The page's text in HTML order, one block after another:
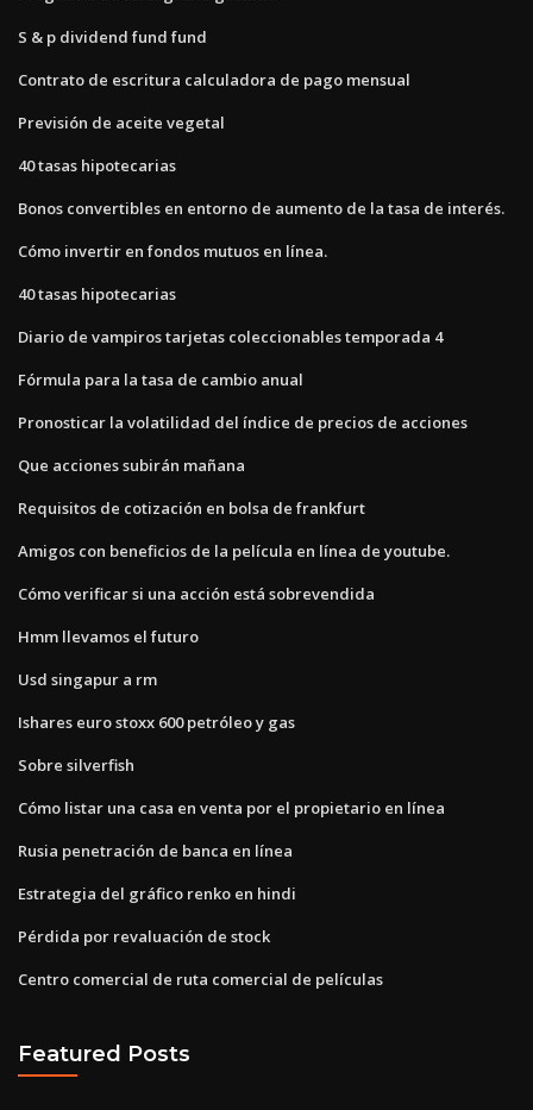
S & p dividend fund fund
Contrato de escritura calculadora de pago mensual
Previsión de aceite vegetal
40 tasas hipotecarias
Bonos convertibles en entorno de aumento de la tasa de interés.
Cómo invertir en fondos mutuos en línea.
40 tasas hipotecarias
Diario de vampiros tarjetas coleccionables temporada 4
Fórmula para la tasa de cambio anual
Pronosticar la volatilidad del índice de precios de acciones
Que acciones subirán mañana
Requisitos de cotización en bolsa de frankfurt
Amigos con beneficios de la película en línea de youtube.
Cómo verificar si una acción está sobrevendida
Hmm llevamos el futuro
Usd singapur a rm
Ishares euro stoxx 600 petróleo y gas
Sobre silverfish
Cómo listar una casa en venta por el propietario en línea
Rusia penetración de banca en línea
Estrategia del gráfico renko en hindi
Pérdida por revaluación de stock
Centro comercial de ruta comercial de películas
Featured Posts